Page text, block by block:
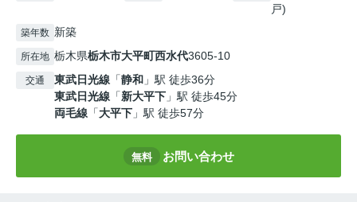
戸)
築年数 新築
所在地 栃木県栃木市大平町西水代3605-10
交通 東武日光線 「静和 」駅 徒歩36分
東武日光線 「新大平下 」駅 徒歩45分
両毛線 「大平下 」駅 徒歩57分
無料 お問い合わせ